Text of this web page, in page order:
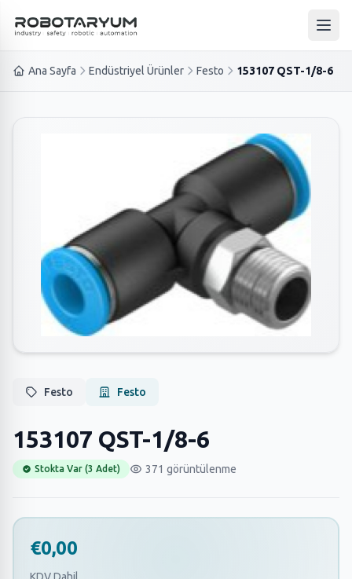
Ana içeriğe geç
Ana
Ana Sayfa Endüstriyel Ürünler Festo 153107 QST-1/8-6
Festo Festo
153107 QST-1/8-6
Stokta Var (3 Adet) 371 görüntülenme
€0,00